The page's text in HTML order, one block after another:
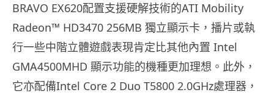
BRAVO EX620配置支援硬解技術的ATI Mobility
Radeon™ HD3470 256MB 獨立顯示卡，播片或執
行一些中階立體遊戲表現肯定比其他內置 Intel
GMA4500MHD 顯示功能的機種更加理想。此外，
它亦配備Intel Core 2 Duo T5800 2.0GHz處理器，